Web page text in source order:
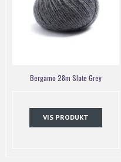
Bergamo 28m Slate Grey
VIS PRODUKT